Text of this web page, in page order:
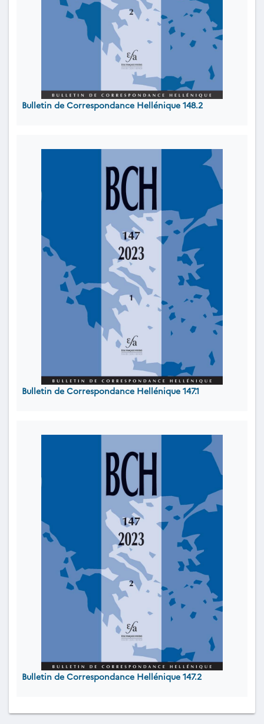
Bulletin de Correspondance Hellénique 148.2
Bulletin de Correspondance Hellénique 147.1
Bulletin de Correspondance Hellénique 147.2